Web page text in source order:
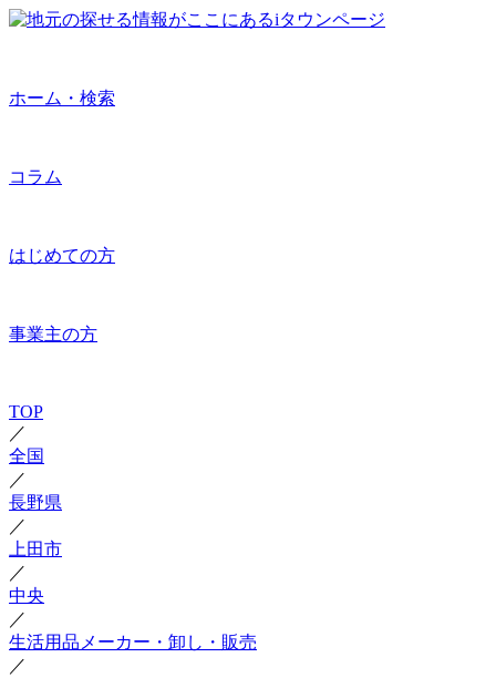
ホーム・検索
コラム
はじめての方
事業主の方
TOP
／
全国
／
長野県
／
上田市
／
中央
／
生活用品メーカー・卸し・販売
／